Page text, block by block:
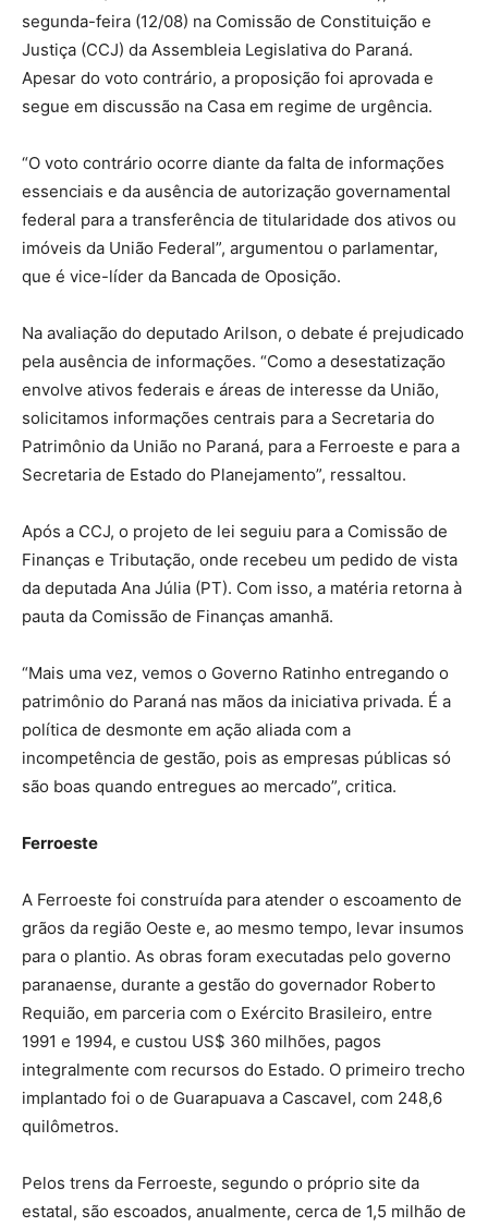
segunda-feira (12/08) na Comissão de Constituição e
Justiça (CCJ) da Assembleia Legislativa do Paraná.
Apesar do voto contrário, a proposição foi aprovada e
segue em discussão na Casa em regime de urgência.
“O voto contrário ocorre diante da falta de informações
essenciais e da ausência de autorização governamental
federal para a transferência de titularidade dos ativos ou
imóveis da União Federal”, argumentou o parlamentar,
que é vice-líder da Bancada de Oposição.
Na avaliação do deputado Arilson, o debate é prejudicado
pela ausência de informações. “Como a desestatização
envolve ativos federais e áreas de interesse da União,
solicitamos informações centrais para a Secretaria do
Patrimônio da União no Paraná, para a Ferroeste e para a
Secretaria de Estado do Planejamento”, ressaltou.
Após a CCJ, o projeto de lei seguiu para a Comissão de
Finanças e Tributação, onde recebeu um pedido de vista
da deputada Ana Júlia (PT). Com isso, a matéria retorna à
pauta da Comissão de Finanças amanhã.
“Mais uma vez, vemos o Governo Ratinho entregando o
patrimônio do Paraná nas mãos da iniciativa privada. É a
política de desmonte em ação aliada com a
incompetência de gestão, pois as empresas públicas só
são boas quando entregues ao mercado”, critica.
Ferroeste
A Ferroeste foi construída para atender o escoamento de
grãos da região Oeste e, ao mesmo tempo, levar insumos
para o plantio. As obras foram executadas pelo governo
paranaense, durante a gestão do governador Roberto
Requião, em parceria com o Exército Brasileiro, entre
1991 e 1994, e custou US$ 360 milhões, pagos
integralmente com recursos do Estado. O primeiro trecho
implantado foi o de Guarapuava a Cascavel, com 248,6
quilômetros.
Pelos trens da Ferroeste, segundo o próprio site da
estatal, são escoados, anualmente, cerca de 1,5 milhão de